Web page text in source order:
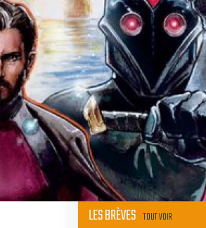
LES BRÈVES TOUT VOIR